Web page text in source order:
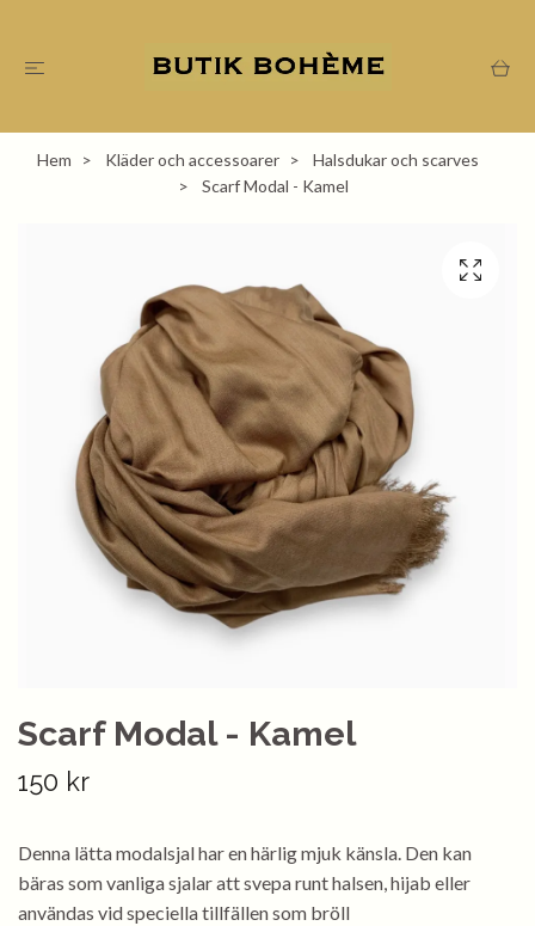
Hem Kläder och accessoarer
Halsdukar och scarves
Scarf Modal - Kamel
Scarf Modal - Kamel
150 kr
Denna lätta modalsjal har en härlig mjuk känsla. Den kan
bäras som vanliga sjalar att svepa runt halsen, hijab eller
användas vid speciella tillfällen som bröll